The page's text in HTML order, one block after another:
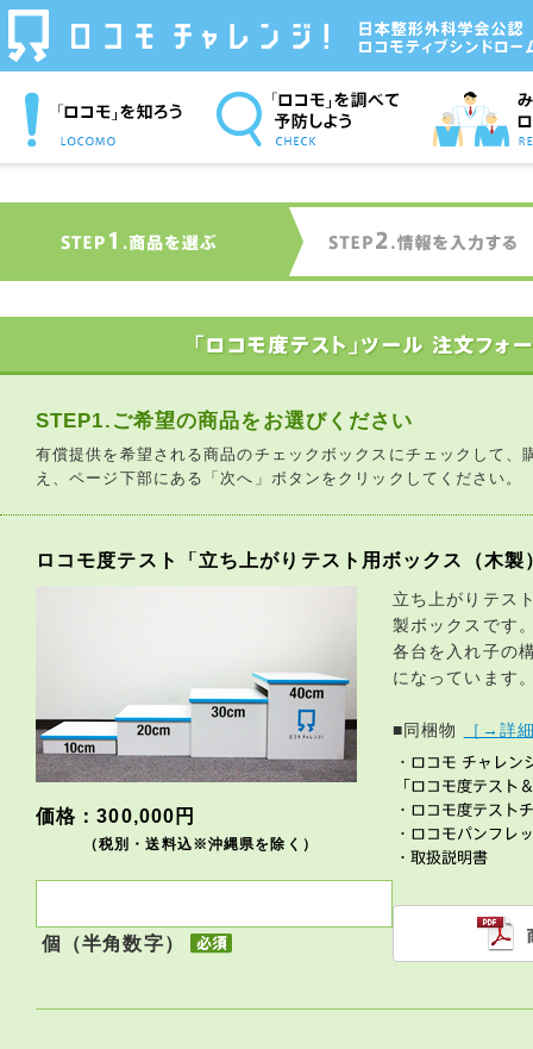
ジ！
STEP1.ご希望の商品をお選びください
有償提供を希望される商品のチェックボックスにチェックして、
え、ページ下部にある「次へ」ボタンをクリックしてください。
ロコモ度テスト「立ち上がりテスト用ボックス（木製
価格：300,000円
（税別・送料込※沖縄県を除く）
個（半角数字）
立ち上がりテス
製ボックスです
各台を入れ子の
になっています
■同梱物 ［→詳